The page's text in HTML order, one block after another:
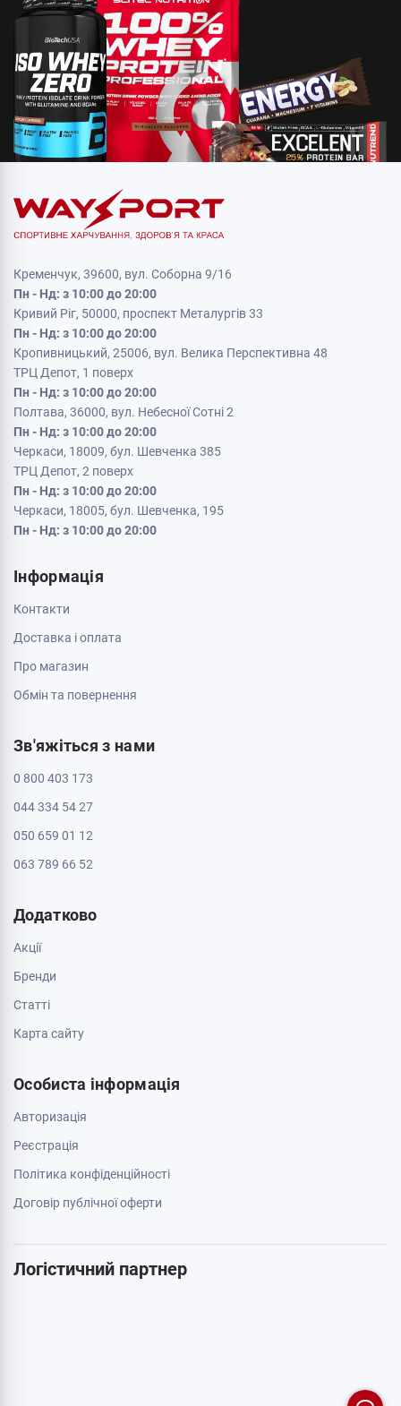
Кременчук, 39600, вул. Соборна 9/16
Пн - Нд: з 10:00 до 20:00
Кривий Ріг, 50000, проспект Металургів 33
Пн - Нд: з 10:00 до 20:00
Кропивницький, 25006, вул. Велика Перспективна 48
ТРЦ Депот, 1 поверх
Пн - Нд: з 10:00 до 20:00
Полтава, 36000, вул. Небесної Сотні 2
Пн - Нд: з 10:00 до 20:00
Черкаси, 18009, бул. Шевченка 385
ТРЦ Депот, 2 поверх
Пн - Нд: з 10:00 до 20:00
Черкаси, 18005, бул. Шевченка, 195
Пн - Нд: з 10:00 до 20:00
Інформація
Контакти
Доставка і оплата
Про магазин
Обмін та повернення
Зв'яжіться з нами
0 800 403 173
044 334 54 27
050 659 01 12
063 789 66 52
Додатково
Акції
Бренди
Cтатті
Карта сайту
Особиста інформація
Авторизація
Реєстрація
Політика конфіденційності
Договір публічної оферти
Логістичний партнер